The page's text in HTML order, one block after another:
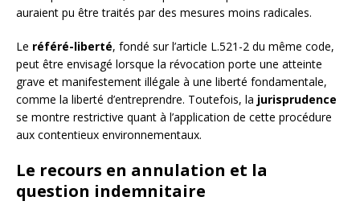
auraient pu être traités par des mesures moins radicales.
Le référé-liberté, fondé sur l’article L.521-2 du même code,
peut être envisagé lorsque la révocation porte une atteinte
grave et manifestement illégale à une liberté fondamentale,
comme la liberté d’entreprendre. Toutefois, la jurisprudence
se montre restrictive quant à l’application de cette procédure
aux contentieux environnementaux.
Le recours en annulation et la
question indemnitaire